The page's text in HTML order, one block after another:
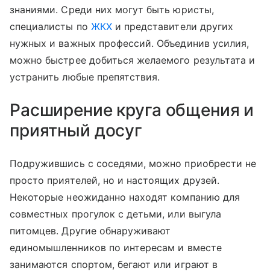
знаниями. Среди них могут быть юристы,
специалисты по ЖКХи представители других
нужных и важных профессий. Объединив усилия,
можно быстрее добиться желаемого результата и
устранить любые препятствия.
Расширение круга общения и
приятный досуг
Подружившись с соседями, можно приобрести не
просто приятелей, но и настоящих друзей.
Некоторые неожиданно находят компанию для
совместных прогулок с детьми, или выгула
питомцев. Другие обнаруживают
единомышленников по интересам и вместе
занимаются спортом, бегают или играют в